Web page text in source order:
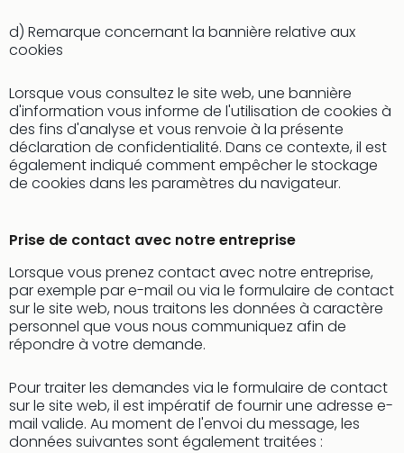
de
À
FAQ
et
d) Remarque concernant la bannière relative aux
cookies
Lorsque vous consultez le site web, une bannière
d'information vous informe de l'utilisation de cookies à
des fins d'analyse et vous renvoie à la présente
déclaration de confidentialité. Dans ce contexte, il est
également indiqué comment empêcher le stockage
de cookies dans les paramètres du navigateur.
Prise de contact avec notre entreprise
Lorsque vous prenez contact avec notre entreprise,
par exemple par e-mail ou via le formulaire de contact
sur le site web, nous traitons les données à caractère
personnel que vous nous communiquez afin de
répondre à votre demande.
Pour traiter les demandes via le formulaire de contact
sur le site web, il est impératif de fournir une adresse e-
mail valide. Au moment de l'envoi du message, les
données suivantes sont également traitées :